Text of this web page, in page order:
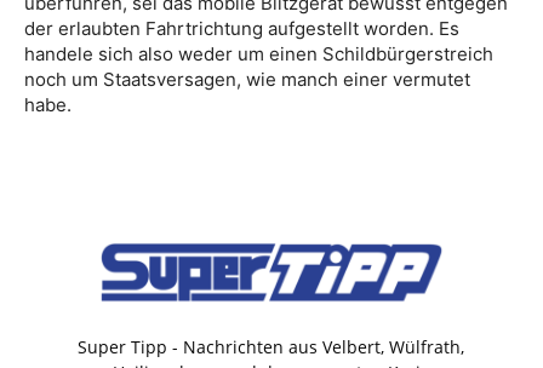
der erlaubten Fahrtrichtung aufgestellt worden. Es
handele sich also weder um einen Schildbürgerstreich
noch um Staatsversagen, wie manch einer vermutet
habe.
Super Tipp - Nachrichten aus Velbert, Wülfrath,